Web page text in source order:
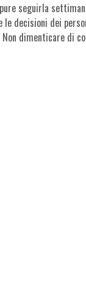
seguirla
decisioni dei
dimenticare di